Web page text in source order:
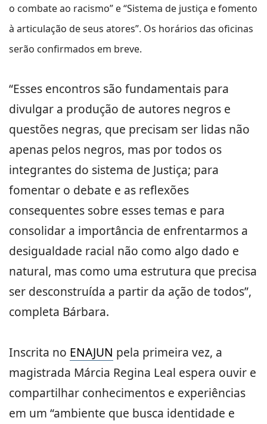
o combate ao racismo” e “Sistema de justiça e fomento
à articulação de seus atores”. Os horários das oficinas
serão confirmados em breve.
“Esses encontros são fundamentais para
divulgar a produção de autores negros e
questões negras, que precisam ser lidas não
apenas pelos negros, mas por todos os
integrantes do sistema de Justiça; para
fomentar o debate e as reflexões
consequentes sobre esses temas e para
consolidar a importância de enfrentarmos a
desigualdade racial não como algo dado e
natural, mas como uma estrutura que precisa
ser desconstruída a partir da ação de todos”,
completa Bárbara.
Inscrita no ENAJUN pela primeira vez, a
magistrada Márcia Regina Leal espera ouvir e
compartilhar conhecimentos e experiências
em um “ambiente que busca identidade e